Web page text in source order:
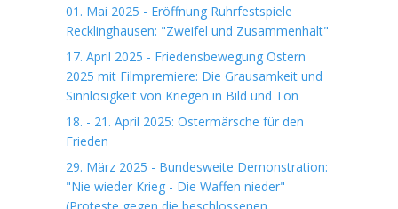
01. Mai 2025 - Eröffnung Ruhrfestspiele
Recklinghausen: "Zweifel und Zusammenhalt"
17. April 2025 - Friedensbewegung Ostern
2025 mit Filmpremiere: Die Grausamkeit und
Sinnlosigkeit von Kriegen in Bild und Ton
18. - 21. April 2025: Ostermärsche für den
Frieden
29. März 2025 - Bundesweite Demonstration:
"Nie wieder Krieg - Die Waffen nieder"